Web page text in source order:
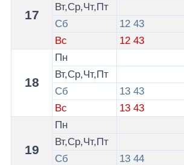
17
Вт,Ср,Чт,Пт
Сб
12 43
Вс
12 43
18
Пн
Вт,Ср,Чт,Пт
Сб
13 43
Вс
13 43
19
Пн
Вт,Ср,Чт,Пт
Сб
13 44